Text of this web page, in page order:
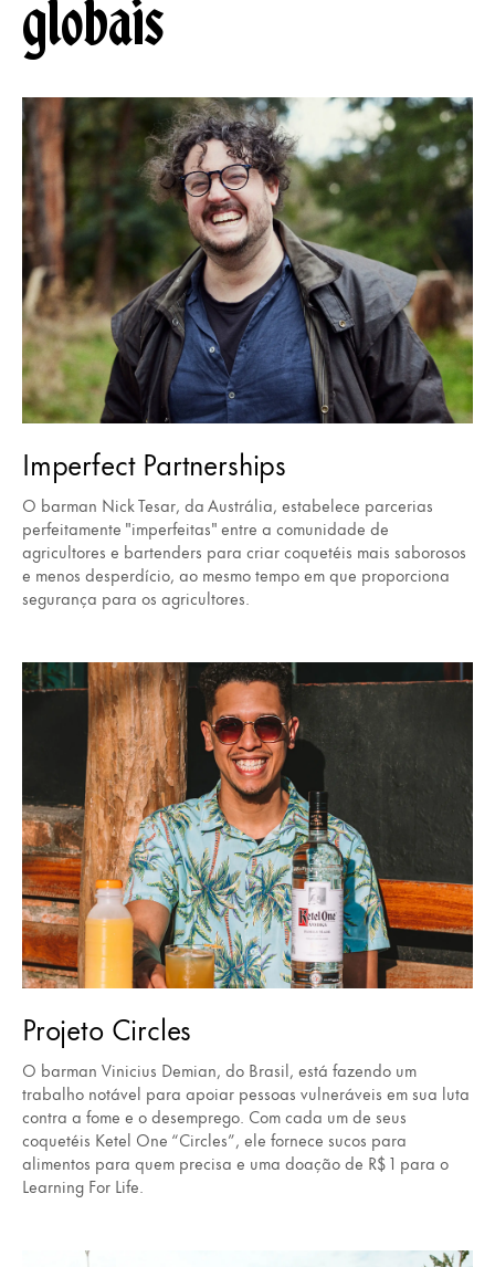
globais
Imperfect Partnerships
O barman Nick Tesar, da Austrália, estabelece parcerias
perfeitamente "imperfeitas" entre a comunidade de
agricultores e bartenders para criar coquetéis mais saborosos
e menos desperdício, ao mesmo tempo em que proporciona
segurança para os agricultores.
Projeto Circles
O barman Vinicius Demian, do Brasil, está fazendo um
trabalho notável para apoiar pessoas vulneráveis em sua luta
contra a fome e o desemprego. Com cada um de seus
coquetéis Ketel One “Circles”, ele fornece sucos para
alimentos para quem precisa e uma doação de R$ 1 para o
Learning For Life.